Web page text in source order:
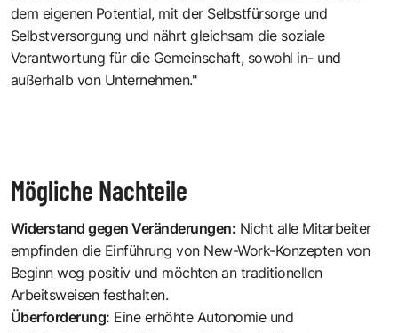
dem eigenen Potential, mit der Selbstfürsorge und
Selbstversorgung und nährt gleichsam die soziale
Verantwortung für die Gemeinschaft, sowohl in- und
außerhalb von Unternehmen."
Mögliche Nachteile
Widerstand gegen Veränderungen: Nicht alle Mitarbeiter
empfinden die Einführung von New-Work-Konzepten von
Beginn weg positiv und möchten an traditionellen
Arbeitsweisen festhalten.
Überforderung: Eine erhöhte Autonomie und